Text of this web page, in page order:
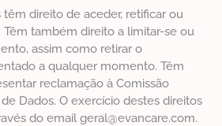
direito de aceder, retificar ou
Têm também direito a limitar-se ou
assim como retirar o
a qualquer momento. Têm
reclamação à Comissão
Dados. O exercício destes direitos
do email geral@evancare.com.